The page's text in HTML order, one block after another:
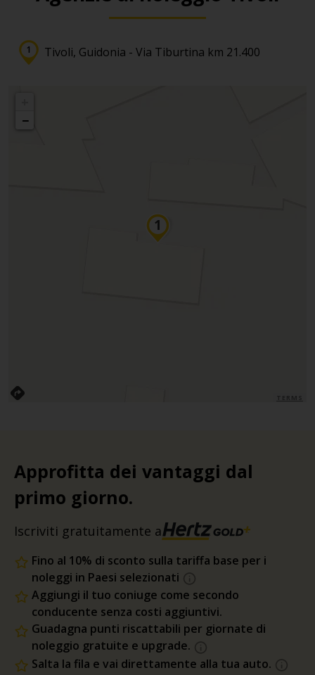
Tivoli, Guidonia - Via Tiburtina km 21.400
−
Approfitta dei vantaggi dal
primo giorno.
Iscriviti gratuitamente a
Fino al 10% di sconto sulla tariffa base per i
noleggi in Paesi selezionati
Aggiungi il tuo coniuge come secondo
conducente senza costi aggiuntivi.
Guadagna punti riscattabili per giornate di
noleggio gratuite e upgrade.
Salta la fila e vai direttamente alla tua auto.